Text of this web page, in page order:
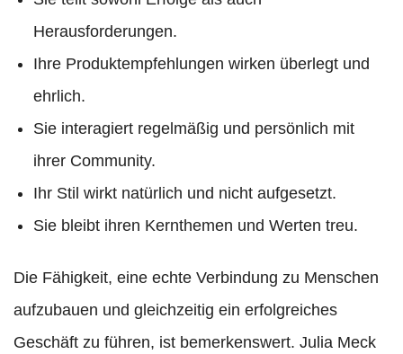
Herausforderungen.
Ihre Produktempfehlungen wirken überlegt und
ehrlich.
Sie interagiert regelmäßig und persönlich mit
ihrer Community.
Ihr Stil wirkt natürlich und nicht aufgesetzt.
Sie bleibt ihren Kernthemen und Werten treu.
Die Fähigkeit, eine echte Verbindung zu Menschen
aufzubauen und gleichzeitig ein erfolgreiches
Geschäft zu führen, ist bemerkenswert. Julia Meck